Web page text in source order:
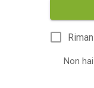
Non